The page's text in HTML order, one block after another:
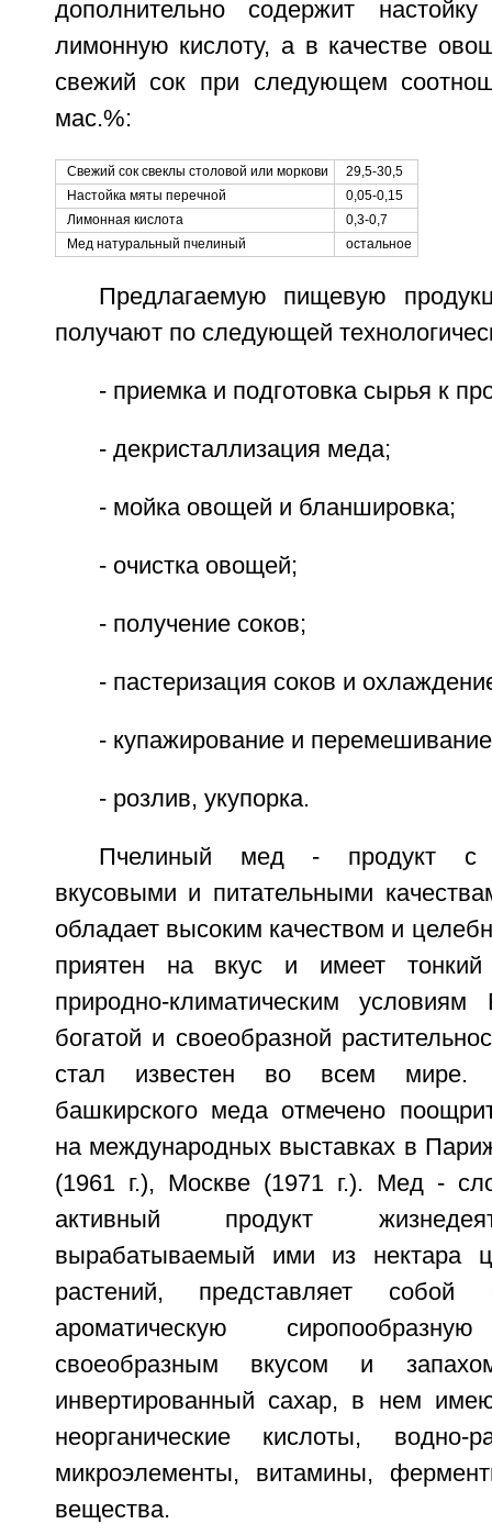
дополнительно содержит
лимонную кислоту, а в качестве
свежий сок при следующем
мас.%:
Свежий сок свеклы столовой или моркови
29,5-30,5
Настойка мяты перечной
0,05-0,15
Лимонная кислота
0,3-0,7
Мед натуральный пчелиный
остальное
Предлагаемую пищевую
получают по следующей
- приемка и подготовка сырья к
- декристаллизация меда;
- мойка овощей и бланшировка;
- очистка овощей;
- получение соков;
- пастеризация соков и
- купажирование и
- розлив, укупорка.
Пчелиный мед - продукт с
вкусовыми и питательными
обладает высоким качеством и
приятен на вкус и имеет тонкий
природно-климатическим условиям
богатой и своеобразной
стал известен во всем мире.
башкирского меда отмечено
на международных выставках в
(1961 г.), Москве (1971 г.). Мед -
активный продукт
вырабатываемый ими из нектара
растений, представляет собой
ароматическую
своеобразным вкусом и
инвертированный сахар, в нем
неорганические кислоты, водно-
микроэлементы, витамины,
вещества.